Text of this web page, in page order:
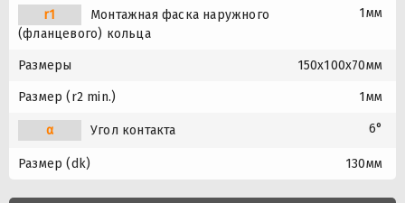
r1
Монтажная фаска наружного
(фланцевого) кольца
1мм
Размеры 150x100x70мм
Размер (r2 min.) 1мм
α Угол контакта 6°
Размер (dk) 130мм